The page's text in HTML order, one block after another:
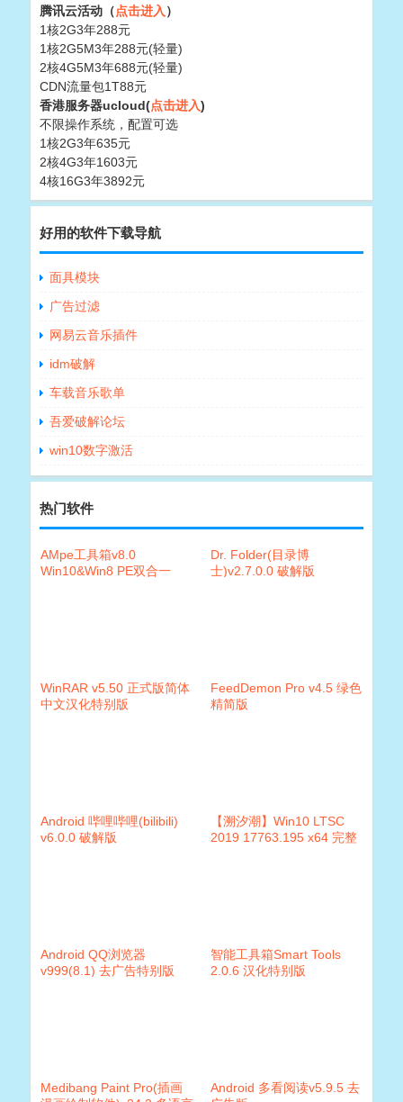
腾讯云活动（点击进入）
1核2G3年288元
1核2G5M3年288元(轻量)
2核4G5M3年688元(轻量)
CDN流量包1T88元
香港服务器ucloud(点击进入)
不限操作系统，配置可选
1核2G3年635元
2核4G3年1603元
4核16G3年3892元
好用的软件下载导航
面具模块
广告过滤
网易云音乐插件
idm破解
车载音乐歌单
吾爱破解论坛
win10数字激活
热门软件
AMpe工具箱v8.0
Win10&Win8 PE双合一
Dr. Folder(目录博
士)v2.7.0.0 破解版
WinRAR v5.50 正式版简体
中文汉化特别版
FeedDemon Pro v4.5 绿色
精简版
Android 哔哩哔哩(bilibili)
v6.0.0 破解版
【溯汐潮】Win10 LTSC
2019 17763.195 x64 完整
Android QQ浏览器
v999(8.1) 去广告特别版
智能工具箱Smart Tools
2.0.6 汉化特别版
Medibang Paint Pro(插画
Android 多看阅读v5.9.5 去